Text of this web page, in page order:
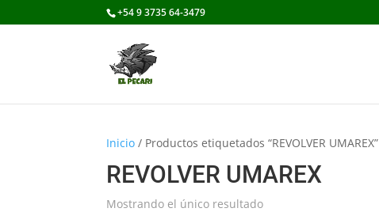
+54 9 3735 64-3479
Inicio / Productos etiquetados “REVOLVER UMAREX”
REVOLVER UMAREX
Mostrando el único resultado